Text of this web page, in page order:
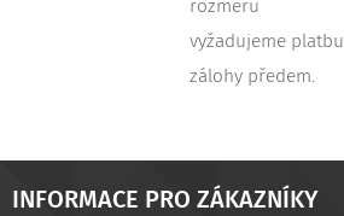
rozměru
vyžadujeme platbu
zálohy předem.
INFORMACE PRO ZÁKAZNÍKY